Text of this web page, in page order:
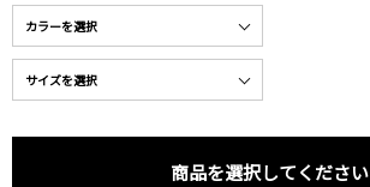
商品を選択してください